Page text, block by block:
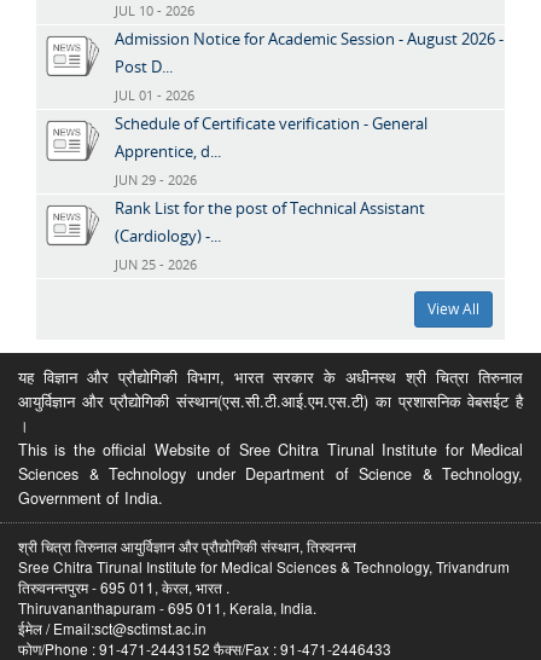
JUL 10 - 2026
Admission Notice for Academic Session - August 2026 -
Post D...
JUL 01 - 2026
Schedule of Certificate verification - General
Apprentice, d...
JUN 29 - 2026
Rank List for the post of Technical Assistant
(Cardiology) -...
JUN 25 - 2026
View All
यह विज्ञान और प्रौद्योगिकी विभाग, भारत सरकार के अधीनस्थ श्री चित्रा तिरुनाल
आयुर्विज्ञान और प्रौद्योगिकी संस्थान(एस.सी.टी.आई.एम.एस.टी) का प्रशासनिक वेबसईट है
।
This is the official Website of Sree Chitra Tirunal Institute for Medical
Sciences & Technology under Department of Science & Technology,
Government of India.
श्री चित्रा तिरुनाल आयुर्विज्ञान और प्रौद्योगिकी संस्थान, तिरुवनन्त
Sree Chitra Tirunal Institute for Medical Sciences & Technology, Trivandrum
तिरुवनन्तपुरम - 695 011, केरल, भारत .
Thiruvananthapuram - 695 011, Kerala, India.
ईमेल / Email:sct@sctimst.ac.in
फोण/Phone : 91-471-2443152 फैक्स/Fax : 91-471-2446433